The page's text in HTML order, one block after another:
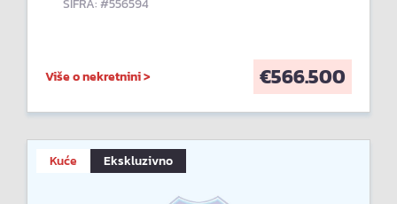
ŠIFRA: #556594
Više o nekretnini > €566.500
Kuće Ekskluzivno